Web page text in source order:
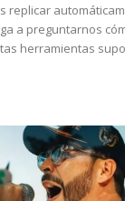
replicar
a preguntarnos
herramientas